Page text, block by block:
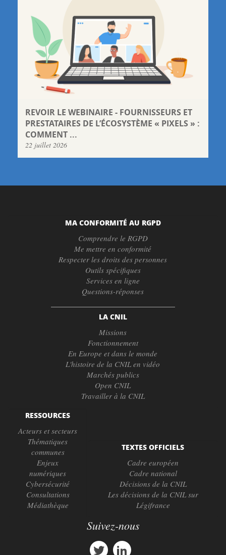
REVOIR LE WEBINAIRE - FOURNISSEURS ET
PRESTATAIRES DE L’ÉCOSYSTÈME « PIXELS » :
COMMENT ...
22 juillet 2026
MA CONFORMITÉ AU RGPD
Comprendre le RGPD
Me mettre en conformité
Respecter les droits des personnes
Outils spécifiques
Services en ligne
Questions-réponses
LA CNIL
Missions
Fonctionnement
En Europe et dans le monde
L'histoire de la CNIL en vidéo
Marchés publics
Open CNIL
Travailler à la CNIL
RESSOURCES
Acteurs et secteurs
Thématiques
communes
Enjeux
numériques
Cybersécurité
Consultations
Médiathèque
TEXTES OFFICIELS
Cadre européen
Cadre national
Décisions de la CNIL
Les décisions de la CNIL sur
Légifrance
Suivez-nous